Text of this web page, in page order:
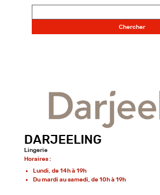
DARJEELING
Lingerie
Horaires :
Lundi, de 14h à 19h
Du mardi au samedi, de 10h à 19h